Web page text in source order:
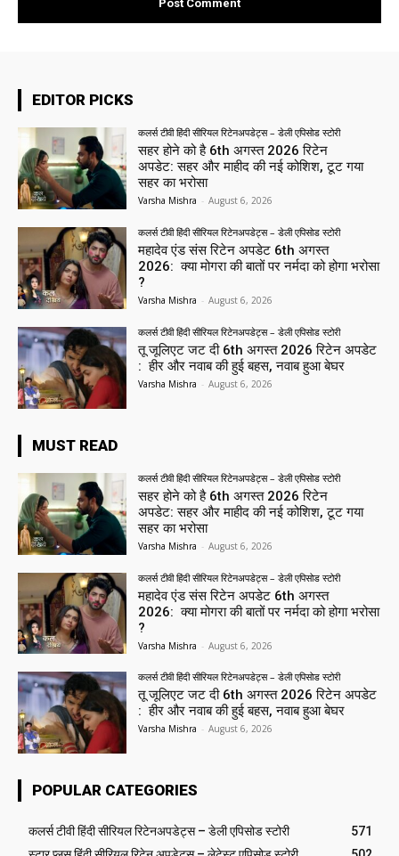
EDITOR PICKS
कलर्स टीवी हिंदी सीरियल रिटेनअपडेट्स – डेली एपिसोड स्टोरी
सहर होने को है 6th अगस्त 2026 रिटेन
अपडेट: सहर और माहीद की नई कोशिश, टूट गया
सहर का भरोसा
Varsha Mishra - August 6, 2026
कलर्स टीवी हिंदी सीरियल रिटेनअपडेट्स – डेली एपिसोड स्टोरी
महादेव एंड संस रिटेन अपडेट 6th अगस्त
2026: क्या मोगरा की बातों पर नर्मदा को होगा भरोसा
?
Varsha Mishra - August 6, 2026
कलर्स टीवी हिंदी सीरियल रिटेनअपडेट्स – डेली एपिसोड स्टोरी
तू जूलिएट जट दी 6th अगस्त 2026 रिटेन अपडेट
: हीर और नवाब की हुई बहस, नवाब हुआ बेघर
Varsha Mishra - August 6, 2026
MUST READ
कलर्स टीवी हिंदी सीरियल रिटेनअपडेट्स – डेली एपिसोड स्टोरी
सहर होने को है 6th अगस्त 2026 रिटेन
अपडेट: सहर और माहीद की नई कोशिश, टूट गया
सहर का भरोसा
Varsha Mishra - August 6, 2026
कलर्स टीवी हिंदी सीरियल रिटेनअपडेट्स – डेली एपिसोड स्टोरी
महादेव एंड संस रिटेन अपडेट 6th अगस्त
2026: क्या मोगरा की बातों पर नर्मदा को होगा भरोसा
?
Varsha Mishra - August 6, 2026
कलर्स टीवी हिंदी सीरियल रिटेनअपडेट्स – डेली एपिसोड स्टोरी
तू जूलिएट जट दी 6th अगस्त 2026 रिटेन अपडेट
: हीर और नवाब की हुई बहस, नवाब हुआ बेघर
Varsha Mishra - August 6, 2026
POPULAR CATEGORIES
कलर्स टीवी हिंदी सीरियल रिटेनअपडेट्स – डेली एपिसोड स्टोरी
571